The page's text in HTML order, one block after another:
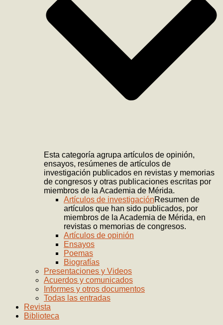
Esta categoría agrupa artículos de opinión,
ensayos, resúmenes de artículos de
investigación publicados en revistas y memorias
de congresos y otras publicaciones escritas por
miembros de la Academia de Mérida.
Artículos de investigaciónResumen de
artículos que han sido publicados, por
miembros de la Academia de Mérida, en
revistas o memorias de congresos.
Artículos de opinión
Ensayos
Poemas
Biografías
Presentaciones y Videos
Acuerdos y comunicados
Informes y otros documentos
Todas las entradas
Revista
Biblioteca